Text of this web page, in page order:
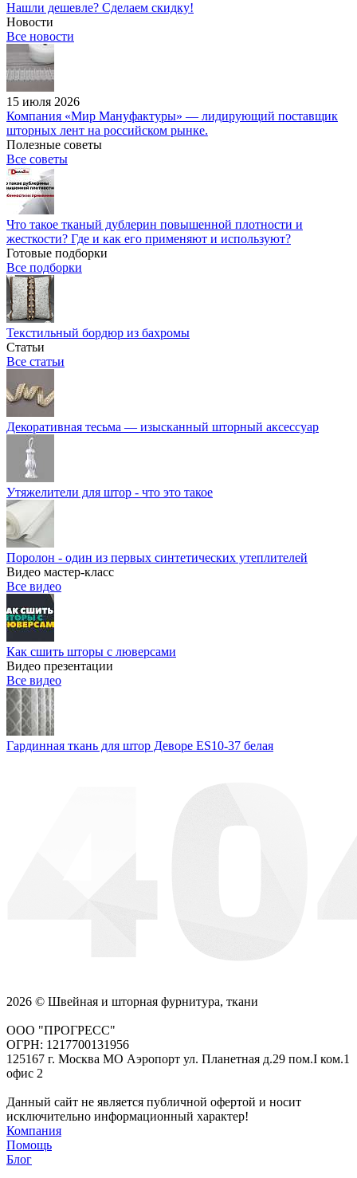
Нашли дешевле? Сделаем скидку!
Новости
Все новости
15 июля 2026
Компания «Мир Мануфактуры» — лидирующий поставщик
шторных лент на российском рынке.
Полезные советы
Все советы
Что такое тканый дублерин повышенной плотности и
жесткости? Где и как его применяют и используют?
Готовые подборки
Все подборки
Текстильный бордюр из бахромы
Статьи
Все статьи
Декоративная тесьма — изысканный шторный аксессуар
Утяжелители для штор - что это такое
Поролон - один из первых синтетических утеплителей
Видео мастер-класс
Все видео
Как сшить шторы с люверсами
Видео презентации
Все видео
Гардинная ткань для штор Деворе ES10-37 белая
2026 © Швейная и шторная фурнитура, ткани
ООО "ПРОГРЕСС"
ОГРН: 1217700131956
125167 г. Москва МО Аэропорт ул. Планетная д.29 пом.I ком.1
офис 2
Данный сайт не является публичной офертой и носит
исключительно информационный характер!
Компания
Помощь
Блог